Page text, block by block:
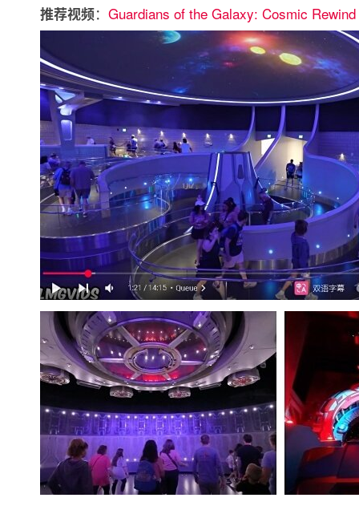
推荐视频： Guardians of the Galaxy: Cosmic Rewind